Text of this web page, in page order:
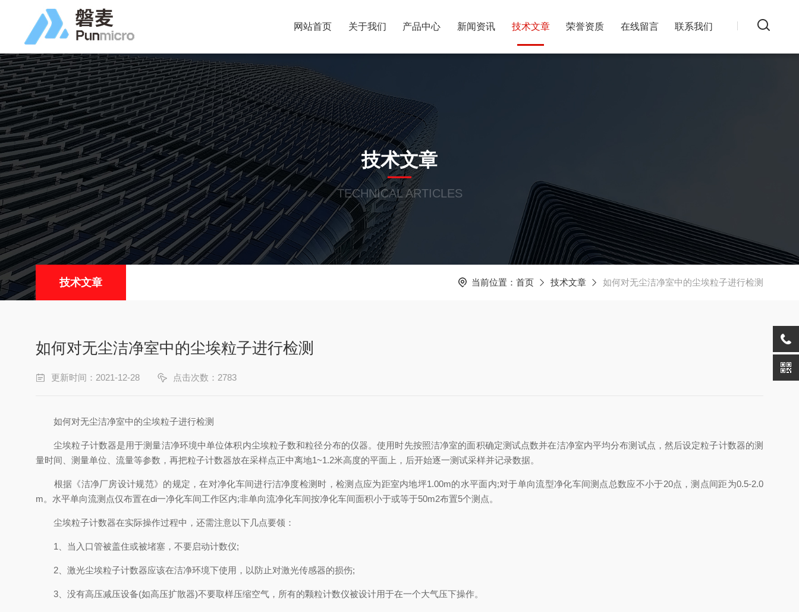
网站首页 关于我们 产品中心 新闻资讯 技术文章 荣誉资质 在线留言 联系我们
技术文章
TECHNICAL ARTICLES
技术文章 当前位置： 首页 技术文章 如何对无尘洁净室中的尘埃粒子进行检测
如何对无尘洁净室中的尘埃粒子进行检测
更新时间：2021-12-28 点击次数：2783
如何对无尘洁净室中的尘埃粒子进行检测
尘埃粒子计数器是用于测量洁净环境中单位体积内尘埃粒子数和粒径分布的仪器。使用时先按照洁净室的面积确定测试点数并在洁净室内平均分布测试点，然后设定粒子计数器的测
量时间、测量单位、流量等参数，再把粒子计数器放在采样点正中离地1~1.2米高度的平面上，后开始逐一测试采样并记录数据。
根据《洁净厂房设计规范》的规定，在对净化车间进行洁净度检测时，检测点应为距室内地坪1.00m的水平面内;对于单向流型净化车间测点总数应不小于20点，测点间距为0.5-2.0
m。水平单向流测点仅布置在di一净化车间工作区内;非单向流净化车间按净化车间面积小于或等于50m2布置5个测点。
尘埃粒子计数器在实际操作过程中，还需注意以下几点要领：
1、当入口管被盖住或被堵塞，不要启动计数仪;
2、激光尘埃粒子计数器应该在洁净环境下使用，以防止对激光传感器的损伤;
3、没有高压减压设备(如高压扩散器)不要取样压缩空气，所有的颗粒计数仪被设计用于在一个大气压下操作。